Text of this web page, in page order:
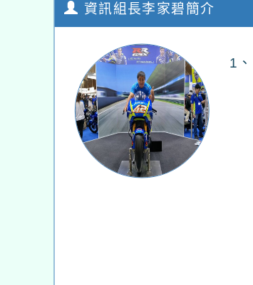
資訊組長李家碧簡介
1、